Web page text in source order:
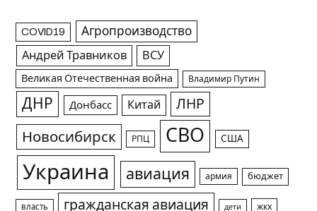
COVID19 Агропроизводство
Андрей Травников ВСУ
Великая Отечественная война Владимир Путин
ДНР Донбасс Китай ЛНР
Новосибирск РПЦ СВО США
Украина авиация армия бюджет
власть гражданская авиация дети жкх